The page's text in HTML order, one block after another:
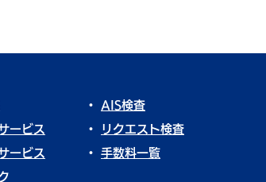
現状と2026年下期の行方【オ
ークネットレポート】
ービス
ービス
・ AIS検査
・
リクエスト検査
・
手数料一覧